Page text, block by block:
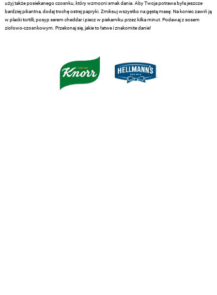
użyj także posiekanego czosnku, który wzmocni smak dania. Aby Twoja potrawa była jeszcze
bardziej pikantna, dodaj trochę ostrej papryki. Zmiksuj wszystko na gęstą masę. Na koniec zawiń ją
w placki tortilli, posyp serem cheddar i piecz w piekarniku przez kilka minut. Podawaj z sosem
ziołowo-czosnkowym. Przekonaj się, jakie to łatwe i znakomite danie!